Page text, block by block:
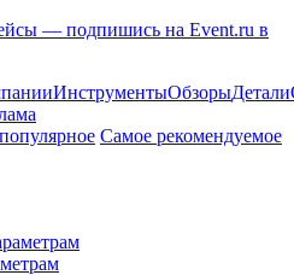
— подпишись на Event.ru в
ИнструментыОбзорыДетали
Самое рекомендуемое